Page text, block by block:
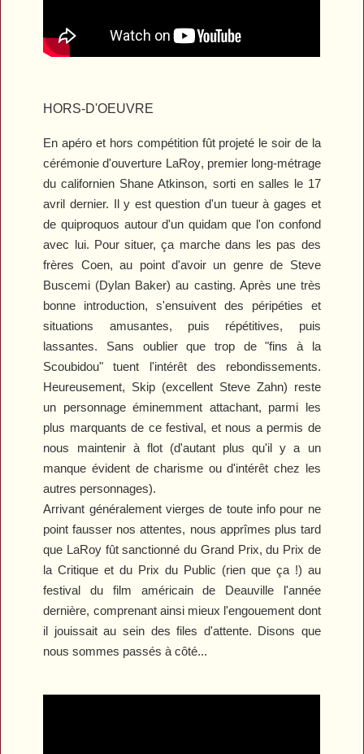
HORS-D'OEUVRE
En apéro et hors compétition fût projeté le soir de la
cérémonie d'ouverture LaRoy, premier long-métrage
du californien Shane Atkinson, sorti en salles le 17
avril dernier. Il y est question d'un tueur à gages et
de quiproquos autour d'un quidam que l'on confond
avec lui. Pour situer, ça marche dans les pas des
frères Coen, au point d'avoir un genre de Steve
Buscemi (Dylan Baker) au casting. Après une très
bonne introduction, s'ensuivent des péripéties et
situations amusantes, puis répétitives, puis
lassantes. Sans oublier que trop de "fins à la
Scoubidou" tuent l'intérêt des rebondissements.
Heureusement, Skip (excellent Steve Zahn) reste
un personnage éminemment attachant, parmi les
plus marquants de ce festival, et nous a permis de
nous maintenir à flot (d'autant plus qu'il y a un
manque évident de charisme ou d'intérêt chez les
autres personnages).
Arrivant généralement vierges de toute info pour ne
point fausser nos attentes, nous apprîmes plus tard
que LaRoy fût sanctionné du Grand Prix, du Prix de
la Critique et du Prix du Public (rien que ça !) au
festival du film américain de Deauville l'année
dernière, comprenant ainsi mieux l'engouement dont
il jouissait au sein des files d'attente. Disons que
nous sommes passés à côté...